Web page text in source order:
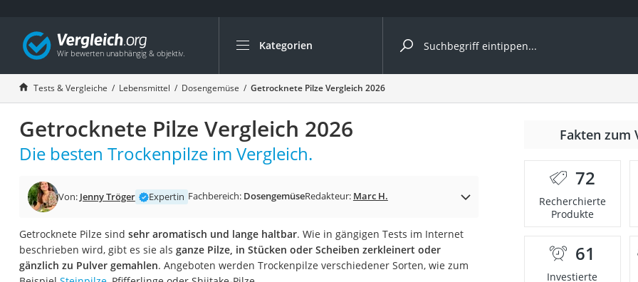
Kategorien
Die beliebtesten Vergleiche nach Kategorie
Lebensmittel
Schwarzkümmelöl
Knäckebrot
Schwarzkümmelöl-Kapseln
Manukahonig
Eiklar
Balsamico-Essig
Schwarzkümmelöl bio
Tests & Vergleiche Lebensmittel Dosengemüse Getrocknete Pilze Vergleich 2026
Getrocknete Pilze Vergleich 2026
Die besten Trockenpilze im Vergleich.
Von: Jenny Tröger Expertin Fachbereich: DosengemüseRedakteur: Marc H.
Getrocknete Pilze sind sehr aromatisch und lange haltbar. Wie in gängigen Tests im Internet
beschrieben wird, gibt es sie als ganze Pilze, in Stücken oder Scheiben zerkleinert oder
gänzlich zu Pulver gemahlen. Angeboten werden Trockenpilze verschiedener Sorten, wie zum
Fakten zum
72
Recherchierte
Produkte
61
Investierte